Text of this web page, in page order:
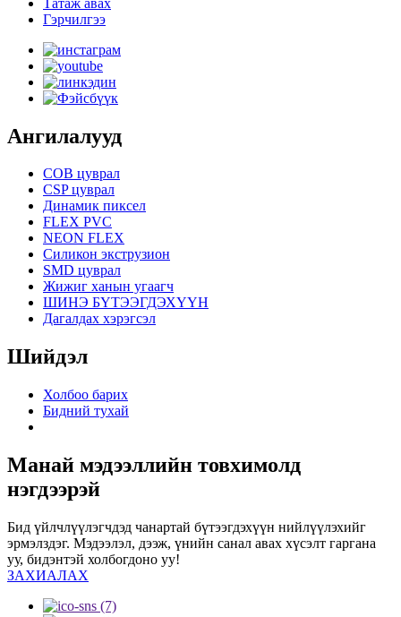
Гэрчилгээ
Ангилалууд
COB цуврал
CSP цуврал
Динамик пиксел
FLEX PVC
NEON FLEX
Силикон экструзион
SMD цуврал
Жижиг ханын угаагч
ШИНЭ БҮТЭЭГДЭХҮҮН
Дагалдах хэрэгсэл
Шийдэл
Холбоо барих
Бидний тухай
Манай мэдээллийн товхимолд
нэгдээрэй
Бид үйлчлүүлэгчдэд чанартай бүтээгдэхүүн нийлүүлэхийг
эрмэлздэг. Мэдээлэл, дээж, үнийн санал авах хүсэлт гаргана
уу, бидэнтэй холбогдоно уу!
ЗАХИАЛАХ